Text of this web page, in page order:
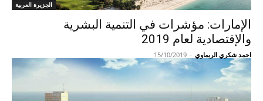
الجزيرة العربية
الإمارات: مؤشرات في التنمية البشرية
والإقتصادية لعام 2019
احمد شكري الريماوي -
15/10/2019